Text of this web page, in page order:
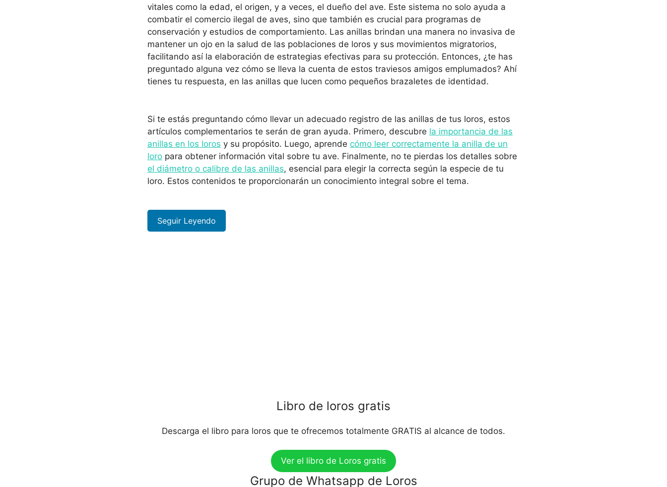
vitales como la edad, el origen, y a veces, el dueño del ave. Este sistema no solo ayuda a
combatir el comercio ilegal de aves, sino que también es crucial para programas de
conservación y estudios de comportamiento. Las anillas brindan una manera no invasiva de
mantener un ojo en la salud de las poblaciones de loros y sus movimientos migratorios,
facilitando así la elaboración de estrategias efectivas para su protección. Entonces, ¿te has
preguntado alguna vez cómo se lleva la cuenta de estos traviesos amigos emplumados? Ahí
tienes tu respuesta, en las anillas que lucen como pequeños brazaletes de identidad.
Si te estás preguntando cómo llevar un adecuado registro de las anillas de tus loros, estos
artículos complementarios te serán de gran ayuda. Primero, descubre la importancia de las
anillas en los loros y su propósito. Luego, aprende cómo leer correctamente la anilla de un
loro para obtener información vital sobre tu ave. Finalmente, no te pierdas los detalles sobre
el diámetro o calibre de las anillas, esencial para elegir la correcta según la especie de tu
loro. Estos contenidos te proporcionarán un conocimiento integral sobre el tema.
Seguir Leyendo
Libro de loros gratis
Descarga el libro para loros que te ofrecemos totalmente GRATIS al alcance de todos.
Ver el libro de Loros gratis
Grupo de Whatsapp de Loros